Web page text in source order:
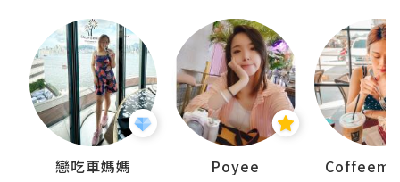
戀吃車媽媽 Poyee